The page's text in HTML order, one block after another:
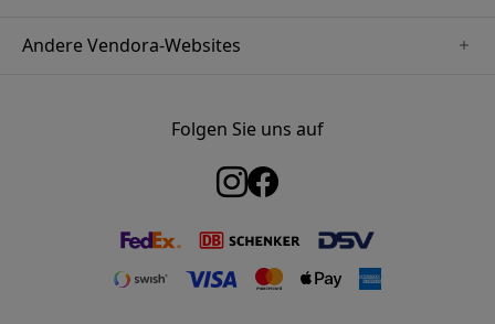
Andere Vendora-Websites
www.plaud.se
Folgen Sie uns auf